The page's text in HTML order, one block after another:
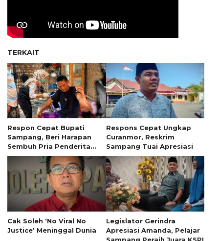
TERKAIT
Respon Cepat Bupati
Sampang, Beri Harapan
Sembuh Pria Penderita
Tumor 13 Tahun
Respons Cepat Ungkap
Curanmor, Reskrim
Sampang Tuai Apresiasi
Cak Soleh ‘No Viral No
Justice’ Meninggal Dunia
Legislator Gerindra
Apresiasi Amanda, Pelajar
Sampang Peraih Juara KSPI